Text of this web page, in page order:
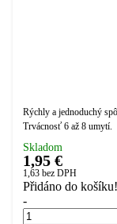
Rýchly a jednoduchý
Trvácnosť 6 až 8 umytí.
Skladom
1,95 €
1,63 bez DPH
Přidáno do košíku!
-